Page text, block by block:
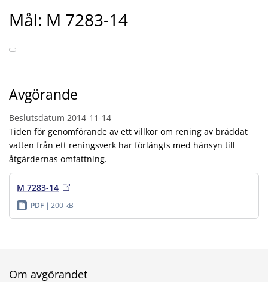
Mål: M 7283-14
Avgörande
Beslutsdatum 2014-11-14
Tiden för genomförande av ett villkor om rening av bräddat
vatten från ett reningsverk har förlängts med hänsyn till
åtgärdernas omfattning.
M 7283-14
PDF 200 kB
Om avgörandet